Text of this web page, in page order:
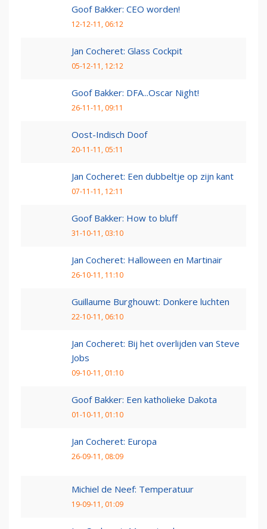
Goof Bakker: CEO worden!
12-12-11, 06:12
Jan Cocheret: Glass Cockpit
05-12-11, 12:12
Goof Bakker: DFA...Oscar Night!
26-11-11, 09:11
Oost-Indisch Doof
20-11-11, 05:11
Jan Cocheret: Een dubbeltje op zijn kant
07-11-11, 12:11
Goof Bakker: How to bluff
31-10-11, 03:10
Jan Cocheret: Halloween en Martinair
26-10-11, 11:10
Guillaume Burghouwt: Donkere luchten
22-10-11, 06:10
Jan Cocheret: Bij het overlijden van Steve
Jobs
09-10-11, 01:10
Goof Bakker: Een katholieke Dakota
01-10-11, 01:10
Jan Cocheret: Europa
26-09-11, 08:09
Michiel de Neef: Temperatuur
19-09-11, 01:09